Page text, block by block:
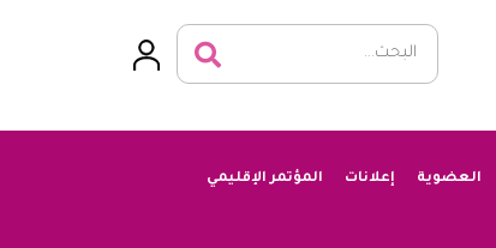
العضوية إعلانات المؤتمر الإقليمي